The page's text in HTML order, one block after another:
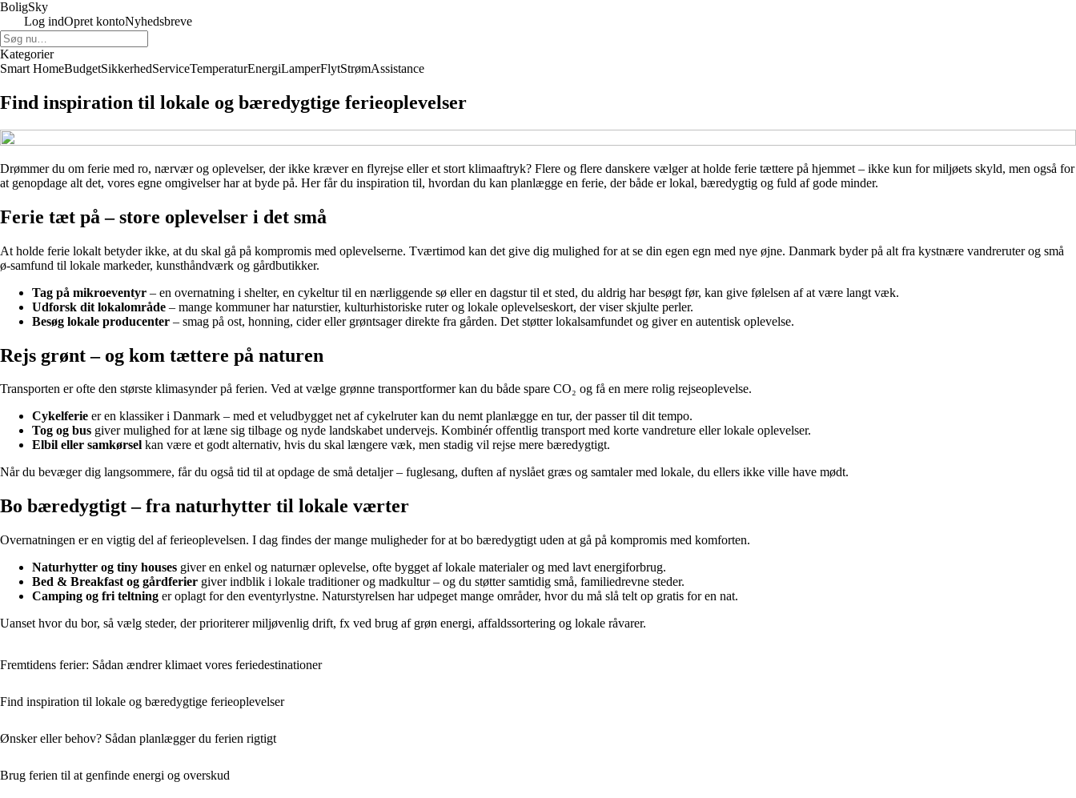
BoligSky
Log indOpret kontoNyhedsbreve
Kategorier
Smart HomeBudgetSikkerhedServiceTemperaturEnergiLamperFlytStrømAssistance
Find inspiration til lokale og bæredygtige ferieoplevelser
Drømmer du om ferie med ro, nærvær og oplevelser, der ikke kræver en flyrejse eller et stort klimaaftryk? Flere og flere danskere vælger at holde ferie tættere på hjemmet – ikke kun for miljøets skyld, men også for
at genopdage alt det, vores egne omgivelser har at byde på. Her får du inspiration til, hvordan du kan planlægge en ferie, der både er lokal, bæredygtig og fuld af gode minder.
Ferie tæt på – store oplevelser i det små
At holde ferie lokalt betyder ikke, at du skal gå på kompromis med oplevelserne. Tværtimod kan det give dig mulighed for at se din egen egn med nye øjne. Danmark byder på alt fra kystnære vandreruter og små
ø-samfund til lokale markeder, kunsthåndværk og gårdbutikker.
Tag på mikroeventyr – en overnatning i shelter, en cykeltur til en nærliggende sø eller en dagstur til et sted, du aldrig har besøgt før, kan give følelsen af at være langt væk.
Udforsk dit lokalområde – mange kommuner har naturstier, kulturhistoriske ruter og lokale oplevelseskort, der viser skjulte perler.
Besøg lokale producenter – smag på ost, honning, cider eller grøntsager direkte fra gården. Det støtter lokalsamfundet og giver en autentisk oplevelse.
Rejs grønt – og kom tættere på naturen
Transporten er ofte den største klimasynder på ferien. Ved at vælge grønne transportformer kan du både spare CO₂ og få en mere rolig rejseoplevelse.
Cykelferie er en klassiker i Danmark – med et veludbygget net af cykelruter kan du nemt planlægge en tur, der passer til dit tempo.
Tog og bus giver mulighed for at læne sig tilbage og nyde landskabet undervejs. Kombinér offentlig transport med korte vandreture eller lokale oplevelser.
Elbil eller samkørsel kan være et godt alternativ, hvis du skal længere væk, men stadig vil rejse mere bæredygtigt.
Når du bevæger dig langsommere, får du også tid til at opdage de små detaljer – fuglesang, duften af nyslået græs og samtaler med lokale, du ellers ikke ville have mødt.
Bo bæredygtigt – fra naturhytter til lokale værter
Overnatningen er en vigtig del af ferieoplevelsen. I dag findes der mange muligheder for at bo bæredygtigt uden at gå på kompromis med komforten.
Naturhytter og tiny houses giver en enkel og naturnær oplevelse, ofte bygget af lokale materialer og med lavt energiforbrug.
Bed & Breakfast og gårdferier giver indblik i lokale traditioner og madkultur – og du støtter samtidig små, familiedrevne steder.
Camping og fri teltning er oplagt for den eventyrlystne. Naturstyrelsen har udpeget mange områder, hvor du må slå telt op gratis for en nat.
Uanset hvor du bor, så vælg steder, der prioriterer miljøvenlig drift, fx ved brug af grøn energi, affaldssortering og lokale råvarer.
Fremtidens ferier: Sådan ændrer klimaet vores feriedestinationer
Find inspiration til lokale og bæredygtige ferieoplevelser
Ønsker eller behov? Sådan planlægger du ferien rigtigt
Brug ferien til at genfinde energi og overskud